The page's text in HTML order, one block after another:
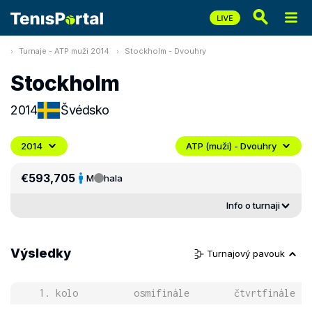
Turnaje - ATP muži 2014 Stockholm - Dvouhry
Stockholm
2014 Švédsko
2014 ATP (muži) - Dvouhry
€593,705 M hala
Info o turnaji
Výsledky Turnajový pavouk
1. kolo osmifinále čtvrtfinále